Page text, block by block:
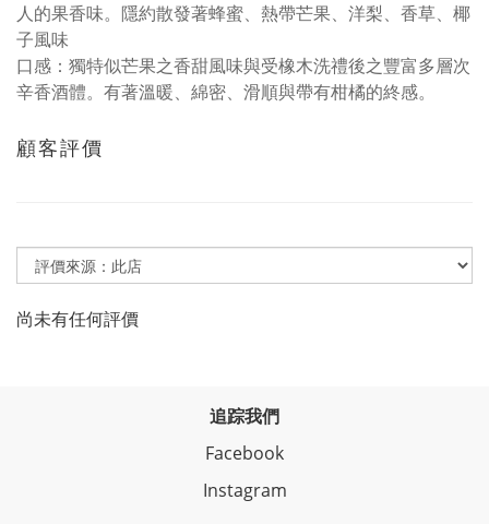
人的果香味。隱約散發著蜂蜜、熱帶芒果、洋梨、香草、椰
子風味
口感：獨特似芒果之香甜風味與受橡木洗禮後之豐富多層次
辛香酒體。有著溫暖、綿密、滑順與帶有柑橘的終感。
顧客評價
尚未有任何評價
追踪我們
Facebook
Instagram